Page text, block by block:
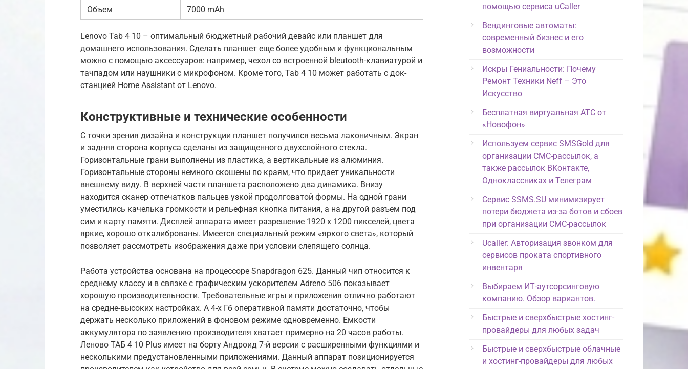
Объем 7000 mAh
Lenovo Tab 4 10 – оптимальный бюджетный рабочий девайс или планшет для
домашнего использования. Сделать планшет еще более удобным и функциональным
можно с помощью аксессуаров: например, чехол со встроенной bleutooth-клавиатурой и
тачпадом или наушники с микрофоном. Кроме того, Tab 4 10 может работать с док-
станцией Home Assistant от Lenovo.
Конструктивные и технические особенности
С точки зрения дизайна и конструкции планшет получился весьма лаконичным. Экран
и задняя сторона корпуса сделаны из защищенного двухслойного стекла.
Горизонтальные грани выполнены из пластика, а вертикальные из алюминия.
Горизонтальные стороны немного скошены по краям, что придает уникальности
внешнему виду. В верхней части планшета расположено два динамика. Внизу
находится сканер отпечатков пальцев узкой продолговатой формы. На одной грани
уместились качелька громкости и рельефная кнопка питания, а на другой разъем под
сим и карту памяти. Дисплей аппарата имеет разрешение 1920 x 1200 пикселей, цвета
яркие, хорошо откалиброваны. Имеется специальный режим «яркого света», который
позволяет рассмотреть изображения даже при условии слепящего солнца.
Работа устройства основана на процессоре Snapdragon 625. Данный чип относится к
среднему классу и в связке с графическим ускорителем Adreno 506 показывает
хорошую производительности. Требовательные игры и приложения отлично работают
на средне-высоких настройках. А 4-х Гб оперативной памяти достаточно, чтобы
держать несколько приложений в фоновом режиме одновременно. Емкости
аккумулятора по заявлению производителя хватает примерно на 20 часов работы.
Леново ТАБ 4 10 Plus имеет на борту Андроид 7-й версии с расширенными функциями и
несколькими предустановленными приложениями. Данный аппарат позиционируется
помощью сервиса uCaller
Вендинговые автоматы:
современный бизнес и его
возможности
Искры Гениальности: Почему
Ремонт Техники Neff – Это
Искусство
Бесплатная виртуальная АТС от
«Новофон»
Используем сервис SMSGold для
организации СМС-рассылок, а
также рассылок ВКонтакте,
Одноклассниках и Телеграм
Сервис SSMS.SU минимизирует
потери бюджета из-за ботов и сбоев
при организации СМС-рассылок
Ucaller: Авторизация звонком для
сервисов проката спортивного
инвентаря
Выбираем ИТ-аутсорсинговую
компанию. Обзор вариантов.
Быстрые и сверхбыстрые хостинг-
провайдеры для любых задач
Быстрые и сверхбыстрые облачные
и хостинг-провайдеры для любых